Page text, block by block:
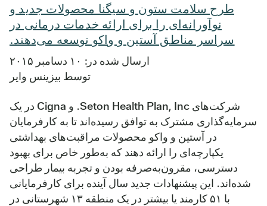
طرح سلامت ستون و سیگنا محصولات جدید و
نوآورانه‌ای را برای ارائه خدمات درمانی در
سراسر مناطق آستین و واکو توسعه می‌دهند.
ارسال شده در: ۱۰ دسامبر ۲۰۱۵
توسط بیزینس وایر
شرکت‌های Seton Health Plan, Inc. و Cigna در یک
سرمایه‌گذاری مشترک به توافق رسیده‌اند تا به کارفرمایان
در آستین و واکو محصولات مراقبت‌های بهداشتی
یکپارچه‌ای را ارائه دهند که به‌طور خاص برای بهبود
دسترسی، مقرون‌به‌صرفه بودن و تجربه بیمار طراحی
شده‌اند. این پیشنهادات جدید سال آینده برای کارفرمایانی
با ۵۱ کارمند یا بیشتر در یک منطقه ۱۳ شهرستانی در